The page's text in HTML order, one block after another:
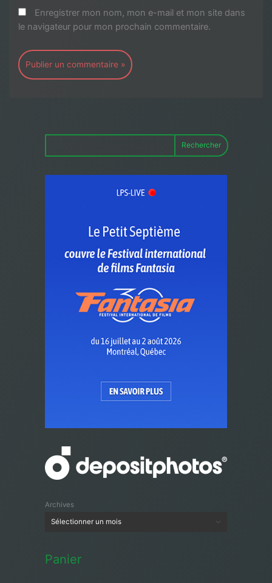
Enregistrer mon nom, mon e-mail et mon site dans
le navigateur pour mon prochain commentaire.
Rechercher
Archives
Panier